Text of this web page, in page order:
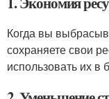
Когда вы
сохраняете свои
использовать их в